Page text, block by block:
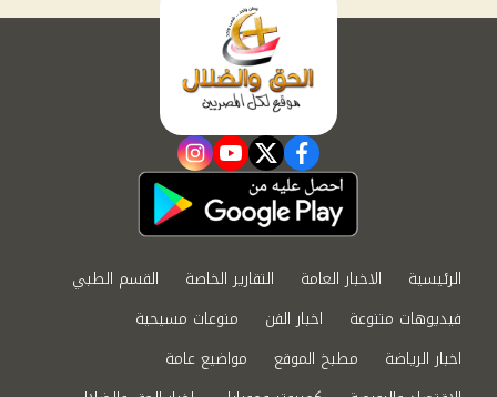
facebook
twitter
youtube
instagram
الرئيسية الاخبار العامة التقارير الخاصة
القسم الطبي
فيديوهات متنوعة
اخبار الفن
منوعات مسيحية
اخبار الرياضة
مطبخ الموقع
مواضيع عامة